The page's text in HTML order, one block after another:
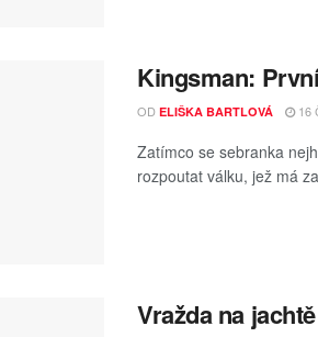
Kingsman:
OD ELIŠKA BARTLOVÁ 16
Zatímco se sebranka
rozpoutat válku, jež má
Vražda na